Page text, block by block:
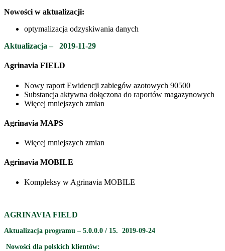
Nowości w aktualizacji:
optymalizacja odzyskiwania danych
Aktualizacja– 2019-11-29
Agrinavia FIELD
Nowy raport Ewidencji zabiegów azotowych 90500
Substancja aktywna dołączona do raportów magazynowych
Więcej mniejszych zmian
Agrinavia MAPS
Więcej mniejszych zmian
Agrinavia MOBILE
Kompleksy w Agrinavia MOBILE
AGRINAVIA FIELD
Aktualizacja programu – 5.0.0.0 / 15. 2019-09-24
Nowości dla polskich klientów: